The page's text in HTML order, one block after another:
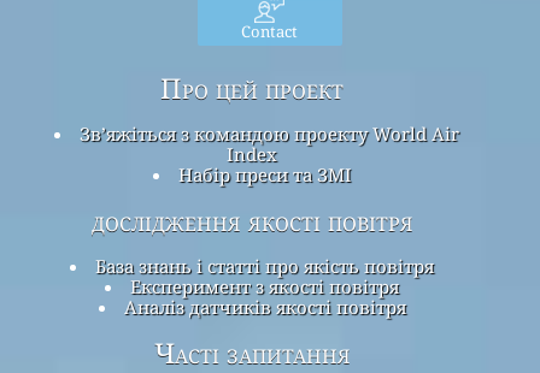
Contact
Про цей проект
Зв’яжіться з командою проекту World Air
Index
Набір преси та ЗМІ
дослідження якості повітря
База знань і статті про якість повітря
Експеримент з якості повітря
Аналіз датчиків якості повітря
Часті запитання